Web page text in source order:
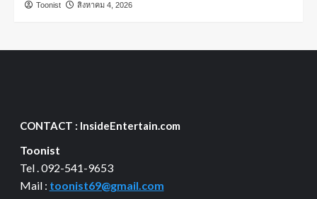
Toonist สิงหาคม 4, 2026
CONTACT : InsideEntertain.com
Toonist
Tel . 092-541-9653
Mail : toonist69@gmail.com